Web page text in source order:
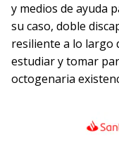
y medios de ayuda
su caso, doble
resiliente a lo largo
estudiar y tomar
octogenaria